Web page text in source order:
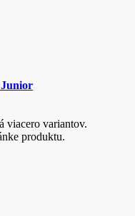
viacero variantov.
produktu.